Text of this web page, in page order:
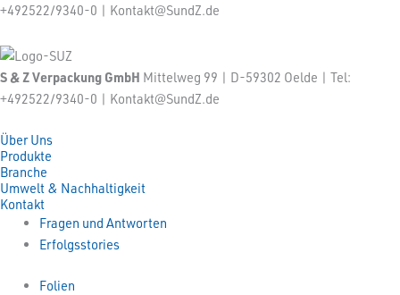
+492522/9340-0 | Kontakt@SundZ.de
S & Z Verpackung GmbH Mittelweg 99 | D-59302 Oelde | Tel:
+492522/9340-0 | Kontakt@SundZ.de
Über Uns
Produkte
Branche
Umwelt & Nachhaltigkeit
Kontakt
Fragen und Antworten
Erfolgsstories
Folien